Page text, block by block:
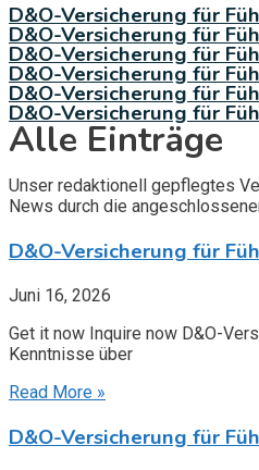
D&O-Versicherung für
D&O-Versicherung für
D&O-Versicherung für
D&O-Versicherung für
D&O-Versicherung für
D&O-Versicherung für
Alle Einträge
Unser redaktionell gepflegtes
News durch die
D&O-Versicherung für
Juni 16, 2026
Get it now Inquire now D&O-
Kenntnisse über
Read More »
D&O-Versicherung für